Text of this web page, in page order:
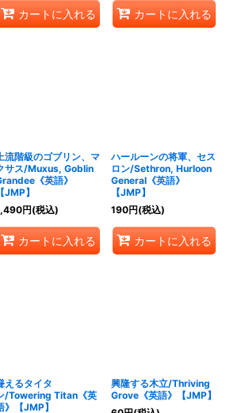
カートに入れる カートに入れる
流階級のゴブリン、マ
サス/Muxus, Goblin
《英語》
【JMP】
円(税込)
カートに入れる
ハールーンの将軍、セス
ロン/Sethron, Hurloon
General《英語》
【JMP】
190円(税込)
カートに入れる
えるタイタ
/Towering Titan《英
》【JMP】
興隆する木立/Thriving
Grove《英語》【JMP】